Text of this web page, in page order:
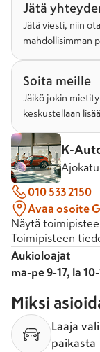
Jätä
Jätä viesti, niin
mahdollisimman
Soita meille
Jäikö jokin
keskustellaan
K-
Ajokatu
010 533 2150
Avaa osoite
Näytä
Toimipisteen
Aukioloajat
ma-pe 9-17, la 10-
Miksi
Laaja
paikasta